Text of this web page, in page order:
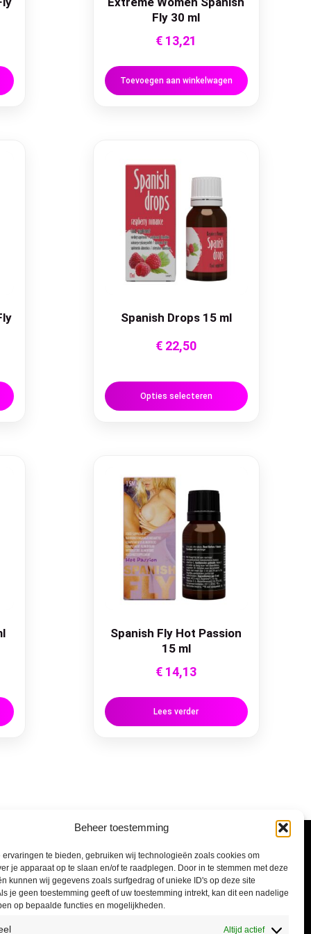
Beheer toestemming
ervaringen te bieden, gebruiken wij technologieën zoals cookies om
je apparaat op te slaan en/of te raadplegen. Door in te stemmen met deze
kunnen wij gegevens zoals surfgedrag of unieke ID's op deze site
je geen toestemming geeft of uw toestemming intrekt, kan dit een nadelige
op bepaalde functies en mogelijkheden.
Altijd actief
Fly 30 ml
€ 13,21
Toevoegen aan winkelwagen
Spanish Drops 15 ml
€ 22,50
Opties selecteren
Spanish Fly Hot Passion
15 ml
€ 14,13
Lees verder
Informatie
Algemene voorwaarden
Privacyverklaring